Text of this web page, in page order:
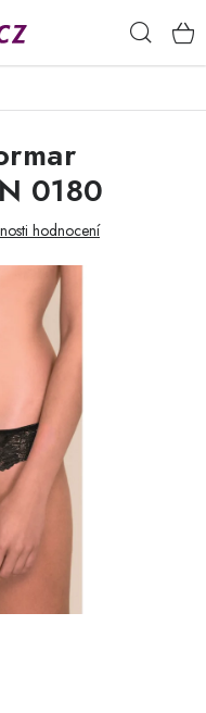
nám
0180
hodnocení